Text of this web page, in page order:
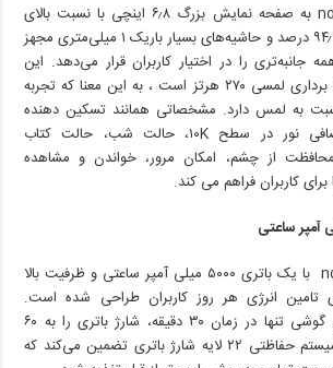
گوشی هوآوی nova 11i به صفحه نمایش بزرگ ۶٫۸ اینچی با نسبت بالای
صفحه نمایش به بدنه ۹۴٫۹ درصد و حاشیه‌های بسیار باریک ۱ میلی‌متری مجهز
را در اختیار کاربران قرار می‌دهد. این
گوشی دارای نرخ نمونه برداری لمسی ۲۷۰ هرتز است ، به این معنا که تجربه
به لمس دارد. مشخصاتی همانند تسکین دهنده
بینایی مانند تنظیم صافی نور در سطح ۱۰K، حالت شب، حالت کتاب
از چشم، امکان مرور، خواندن و مشاهده
برای کاربران فراهم می کند.
گوشی هوآوی nova 11i با یک باتری ۵۰۰۰ میلی آمپر ساعتی و ظرفیت بالا
انرژی هر روز کاربران طراحی شده است.
سوپرسارژ ۴۰ واتی این گوشی تنها در زمان ۳۰ دقیقه، شارژ باتری را به ۶۰
درصد می‌رساند. یک سیستم حفاظتی ۲۲ لایه شارژ باتری تضمین می‌کند که